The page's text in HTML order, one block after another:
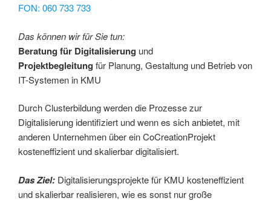
FON: 060 733 733
Das können wir für Sie tun:
Beratung für Digitalisierung und
Projektbegleitung für Planung, Gestaltung und Betrieb von
IT-Systemen in KMU
Durch Clusterbildung werden die Prozesse zur
Digitalisierung identifiziert und wenn es sich anbietet, mit
anderen Unternehmen über ein CoCreationProjekt
kosteneffizient und skalierbar digitalisiert.
Das Ziel: Digitalisierungsprojekte für KMU kosteneffizient
und skalierbar realisieren, wie es sonst nur große